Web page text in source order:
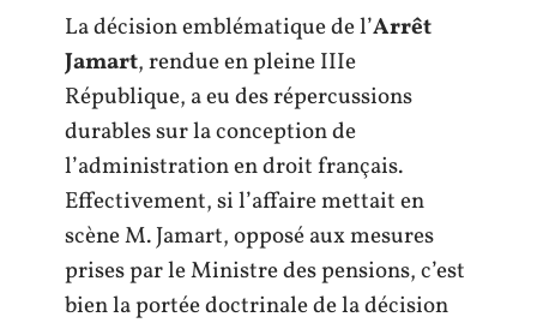
La décision emblématique de l’Arrêt
Jamart, rendue en pleine IIIe
République, a eu des répercussions
durables sur la conception de
l’administration en droit français.
Effectivement, si l’affaire mettait en
scène M. Jamart, opposé aux mesures
prises par le Ministre des pensions, c’est
bien la portée doctrinale de la décision